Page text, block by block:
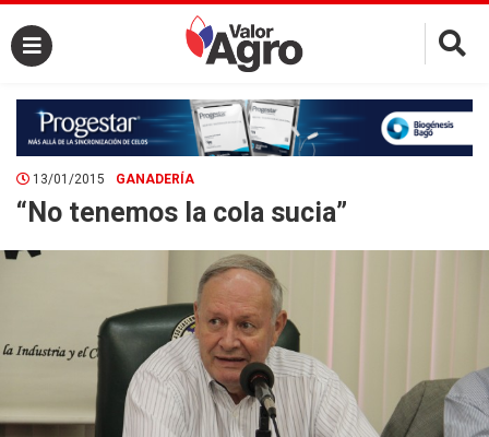
×
13/01/2015 GANADERÍA
“No tenemos la cola sucia”